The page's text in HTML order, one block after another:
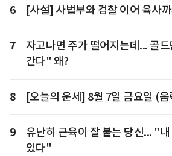
6 [사설] 사법부와 검찰 이어 육사
7
자고나면 주가 떨어지는데... 골
간다" 왜?
8 [오늘의 운세] 8월 7일 금요일 (
9
유난히 근육이 잘 붙는 당신... "
있다"